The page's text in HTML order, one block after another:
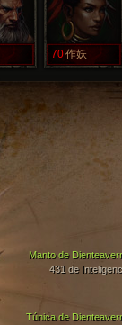
70作妖
Túnica de
Manto de
431 de